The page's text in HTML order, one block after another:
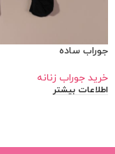
جوراب ساده
خرید جوراب زنانه
اطلاعات بیشتر